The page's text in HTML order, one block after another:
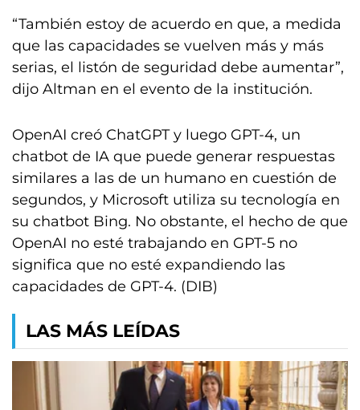
“También estoy de acuerdo en que, a medida
que las capacidades se vuelven más y más
serias, el listón de seguridad debe aumentar”,
dijo Altman en el evento de la institución.
OpenAI creó ChatGPT y luego GPT-4, un
chatbot de IA que puede generar respuestas
similares a las de un humano en cuestión de
segundos, y Microsoft utiliza su tecnología en
su chatbot Bing. No obstante, el hecho de que
OpenAI no esté trabajando en GPT-5 no
significa que no esté expandiendo las
capacidades de GPT-4. (DIB)
LAS MÁS LEÍDAS